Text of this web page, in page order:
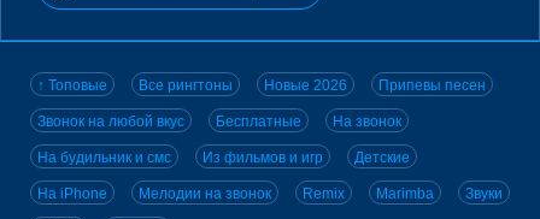
↑ Топовые Все рингтоны Новые 2026 Припевы песен
Звонок на любой вкус Бесплатные На звонок
На будильник и смс Из фильмов и игр Детские
На iPhone Мелодии на звонок Remix Marimba Звуки